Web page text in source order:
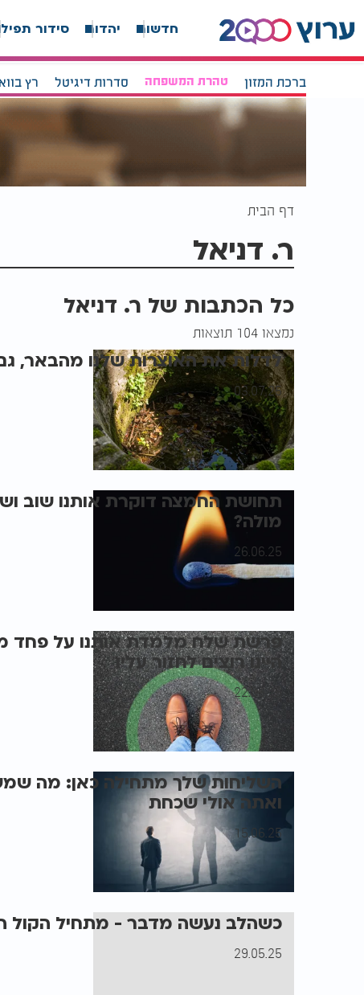
חדשות יהדות סידור
ברכת המזון טהרת המשפחה סדרות דיגיטל רץ
דף הבית
ר. דניאל
כל הכתבות של ר. דניאל
נמצאו 104 תוצאות
לדלות את האוצרות שלנו מהבאר,
03.07.25
תחושת החמצה דוקרת אותנו שוב
מולה?
26.06.25
פרשת שלח מלמדת אותנו על פחד
היינו רוצים לחזור עליו
22.06.25
השליחות שלך מתחילה כאן: מה
ואתה אולי שכחת
15.06.25
כשהלב נעשה מדבר - מתחיל הקול
29.05.25